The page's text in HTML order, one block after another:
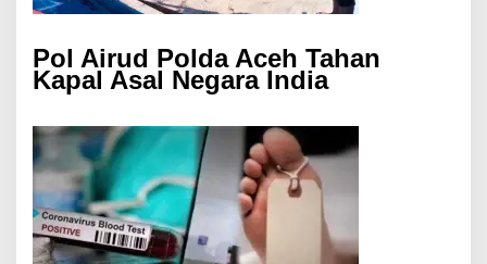
Pol Airud Polda Aceh Tahan
Kapal Asal Negara India